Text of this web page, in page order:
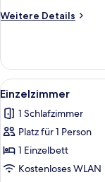
Weitere Details
Weitere
Dreibettzimmer
Alle
Fotos
für
Einzelzimmer
anzeigen
2
Einzelzimmer
1 Schlafzimmer
Platz für 1 Person
1 Einzelbett
Kostenloses WLAN